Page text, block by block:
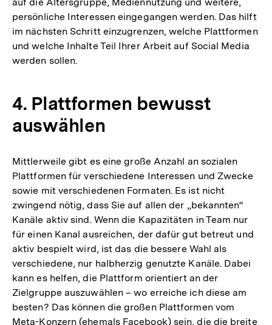
auf die Altersgruppe, Mediennutzung und weitere,
persönliche Interessen eingegangen werden. Das hilft
im nächsten Schritt einzugrenzen, welche Plattformen
und welche Inhalte Teil Ihrer Arbeit auf Social Media
werden sollen.
4. Plattformen bewusst
auswählen
Mittlerweile gibt es eine große Anzahl an sozialen
Plattformen für verschiedene Interessen und Zwecke
sowie mit verschiedenen Formaten. Es ist nicht
zwingend nötig, dass Sie auf allen der „bekannten“
Kanäle aktiv sind. Wenn die Kapazitäten in Team nur
für einen Kanal ausreichen, der dafür gut betreut und
aktiv bespielt wird, ist das die bessere Wahl als
verschiedene, nur halbherzig genutzte Kanäle. Dabei
kann es helfen, die Plattform orientiert an der
Zielgruppe auszuwählen – wo erreiche ich diese am
besten? Das können die großen Plattformen vom
Meta-Konzern (ehemals Facebook) sein, die die breite